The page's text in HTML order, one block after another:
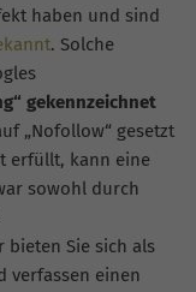
haben und sind
. Solche
gekennzeichnet
„Nofollow“ gesetzt
erfüllt, kann eine
sowohl durch
bieten Sie sich als
verfassen einen